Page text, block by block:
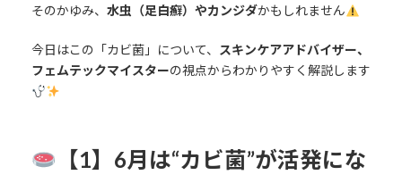
そのかゆみ、 水虫（足白癬）やカンジダかもしれません
今日はこの「カビ菌」について、 スキンケアアドバイザー、
フェムテックマイスターの視点からわかりやすく解説します
【1】6月は“カビ菌”が活発にな